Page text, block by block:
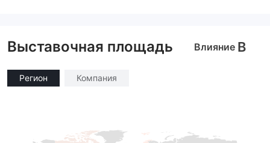
Выставочная площадь Влияние B
Регион Компания